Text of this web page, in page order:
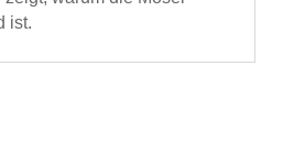
ist.